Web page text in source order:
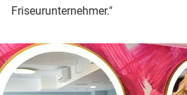
Friseurunternehmer."